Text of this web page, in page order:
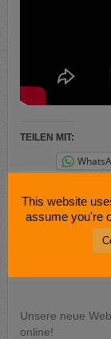
TEILEN MIT:
GEFÄLLT MIR:
Unsere neue
online!
This website
assume you're